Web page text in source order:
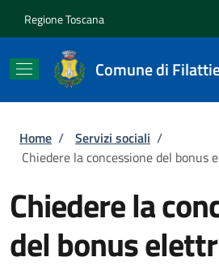
Regione Toscana
Comune di
Briciole di pane
Home / Servizi sociali /
Chiedere la concessione del bonus
Chiedere la
del bonus